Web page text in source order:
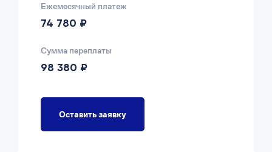
Ежемесячный платеж
74 780 ₽
Сумма переплаты
98 380 ₽
Оставить заявку